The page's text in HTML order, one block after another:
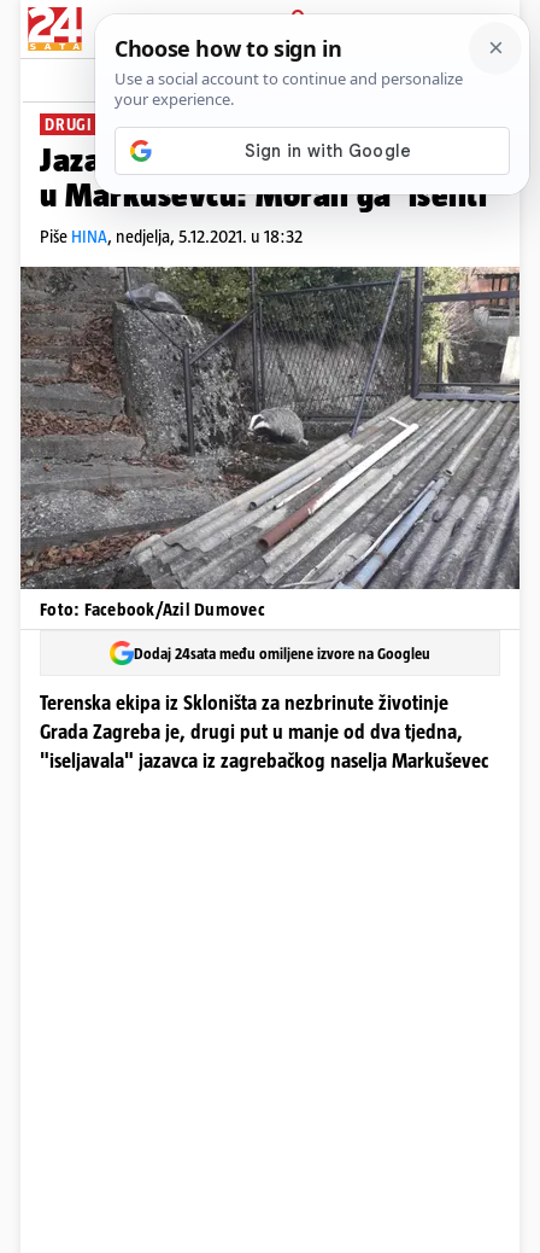
PRIJAVA
News Komentari
DRUGI SUSRET
Jazavac opet šetao po dvorištu
u Markuševcu: Morali ga 'iseliti'
Piše HINA, nedjelja, 5.12.2021. u 18:32
Foto: Facebook/Azil Dumovec
Dodaj 24sata među omiljene izvore na Googleu
Terenska ekipa iz Skloništa za nezbrinute životinje
Grada Zagreba je, drugi put u manje od dva tjedna,
"iseljavala" jazavca iz zagrebačkog naselja Markuševec